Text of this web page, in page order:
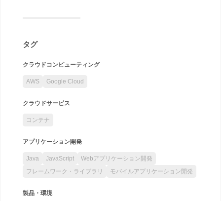
タグ
クラウドコンピューティング
AWS Google Cloud
クラウドサービス
コンテナ
アプリケーション開発
Java JavaScript
Webアプリケーション開発
フレームワーク・ライブラリ
モバイルアプリケーション開発
製品・環境